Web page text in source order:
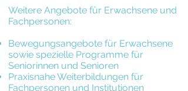
Weitere Angebote für Erwachsene und
Fachpersonen:​
Bewegungsangebote für Erwachsene
sowie spezielle Programme für
Seniorinnen und Senioren​​
Praxisnahe Weiterbildungen für
Fachpersonen und Institutionen​​​​